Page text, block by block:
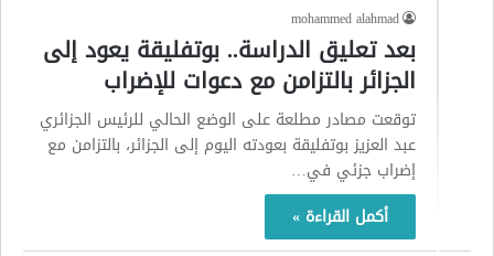
mohammed alahmad
بعد تعليق الدراسة.. بوتفليقة يعود إلى
الجزائر بالتزامن مع دعوات للإضراب
توقعت مصادر مطلعة على الوضع الحالي للرئيس الجزائري
عبد العزيز بوتفليقة بعودته اليوم إلى الجزائر، بالتزامن مع
إضراب جزئي في…
أكمل القراءة »